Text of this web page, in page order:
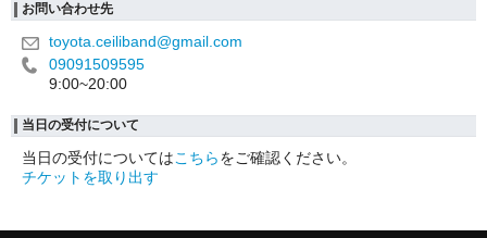
お問い合わせ先
toyota.ceiliband@gmail.com
09091509595
9:00~20:00
当日の受付について
当日の受付についてはこちらをご確認ください。
チケットを取り出す